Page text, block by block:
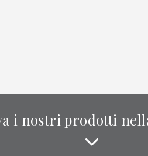
i nostri prodotti